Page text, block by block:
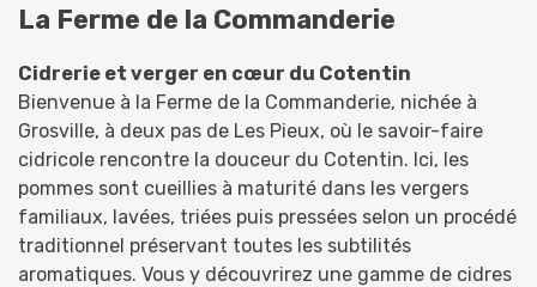
La Ferme de la Commanderie
Cidrerie et verger en cœur du Cotentin
Bienvenue à la Ferme de la Commanderie, nichée à
Grosville, à deux pas de Les Pieux, où le savoir-faire
cidricole rencontre la douceur du Cotentin. Ici, les
pommes sont cueillies à maturité dans les vergers
familiaux, lavées, triées puis pressées selon un procédé
traditionnel préservant toutes les subtilités
aromatiques. Vous y découvrirez une gamme de cidres